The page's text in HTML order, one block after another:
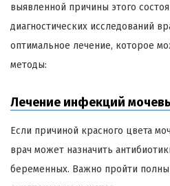
выявленной причины этого
диагностических исследований
оптимальное лечение, которое
методы:
Лечение инфекций
Если причиной красного цвета
врач может назначить
беременных. Важно пройти